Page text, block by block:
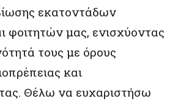
εκατοντάδων
φοιτητών μας, ενισχύοντας
τους με όρους
και
Θέλω να ευχαριστήσω